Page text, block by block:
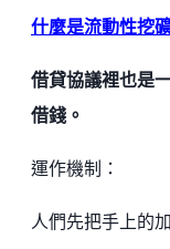
什麼是流動性挖
借貸協議裡也是
借錢。
運作機制：
人們先把手上的